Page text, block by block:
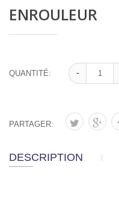
ENROULEUR
QUANTITÉ: -
-
PARTAGER:
DESCRIPTION